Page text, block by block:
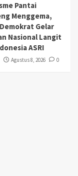
Pantai
Menggema,
Gelar
Nasional Langit
ASRI
Agustus 8, 2026 0